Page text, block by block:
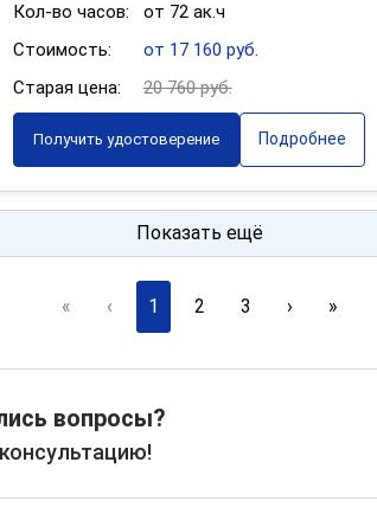
Кол-во часов:
от 72 ак.ч
Стоимость:
от 17 160 руб.
Старая цена:
20 760 руб.
Получить удостоверение Подробнее
Показать ещё
« ‹ 1 2 3 › »
вопросы?